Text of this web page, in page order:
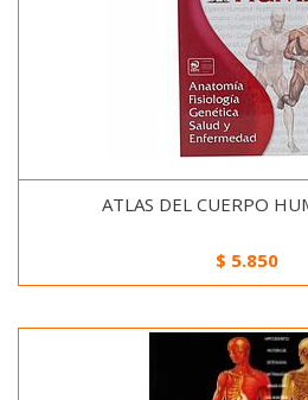
ATLAS DEL CUERPO
$ 5.850